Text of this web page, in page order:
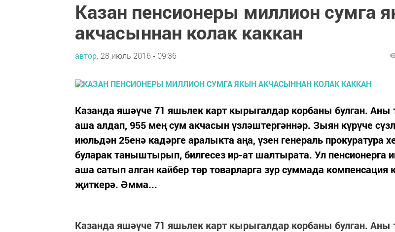
Казан пенсионеры миллион сумга
акчасыннан колак каккан
автор, 28 июль 2016 - 09:36
Казанда яшәүче 71 яшьлек карт кырыгалдар корбаны булган. Аны
аша алдап, 955 мең сум акчасын үзләштергәннәр. Зыян күрүче
июльдән 25енә кадәрге аралыкта аңа, үзен генераль прокуратура
буларак таныштырып, билгесез ир-ат шалтырата. Ул пенсионерга
аша сатып алган кайбер төр товарларга зур суммада компенсация
җиткерә. Әмма...
Казанда яшәүче 71 яшьлек карт кырыгалдар корбаны булган. Аны